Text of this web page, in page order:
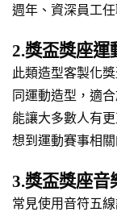
週年、資深員工
2.獎盃獎座運
此類造型客製化
同運動造型，適
能讓大多數人有
想到運動賽事相關
3.獎盃獎座音
常見使用音符五